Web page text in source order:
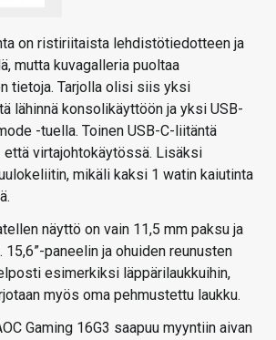
on ristiriitaista lehdistötiedotteen ja
mutta kuvagalleria puoltaa
tietoja. Tarjolla olisi siis yksi
lähinnä konsolikäyttöön ja yksi USB-
-tuella. Toinen USB-C-liitäntä
virtajohtokäytössä. Lisäksi
mikäli kaksi 1 watin kaiutinta
näyttö on vain 11,5 mm paksu ja
15,6”-paneelin ja ohuiden reunusten
esimerkiksi läppärilaukkuihin,
myös oma pehmustettu laukku.
Gaming 16G3 saapuu myyntiin aivan